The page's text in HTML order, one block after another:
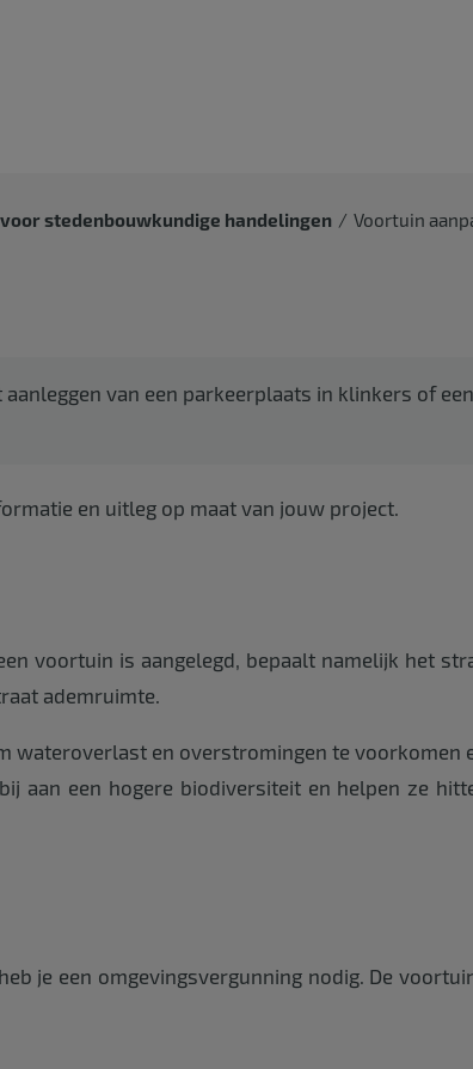
stedenbouwkundige handelingen Voortuin
van een parkeerplaats in klinkers of
en uitleg op maat van jouw project.
voortuin is aangelegd, bepaalt namelijk het
ademruimte.
en overstromingen te voorkomen
aan een hogere biodiversiteit en helpen ze
je een omgevingsvergunning nodig. De